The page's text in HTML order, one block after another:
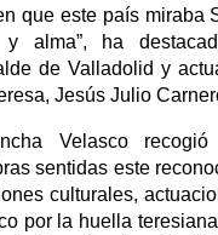
que este país miraba
alma”, ha
de Valladolid y
Jesús Julio
Velasco
sentidas este
culturales,
por la huella